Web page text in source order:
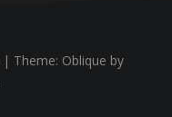
| Theme: Oblique by